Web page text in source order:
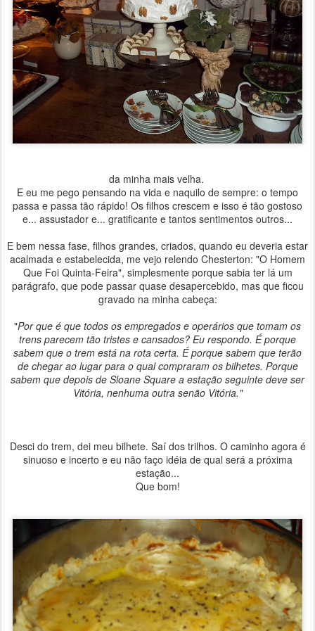
da minha mais velha.
E eu me pego pensando na vida e naquilo de sempre: o tempo
passa e passa tão rápido! Os filhos crescem e isso é tão gostoso
e... assustador e... gratificante e tantos sentimentos outros...
E bem nessa fase, filhos grandes, criados, quando eu deveria estar
acalmada e estabelecida, me vejo relendo Chesterton: "O Homem
Que Foi Quinta-Feira", simplesmente porque sabia ter lá um
parágrafo, que pode passar quase desapercebido, mas que ficou
gravado na minha cabeça:
"Por que é que todos os empregados e operários que tomam os
trens parecem tão tristes e cansados? Eu respondo. É porque
sabem que o trem está na rota certa. É porque sabem que terão
de chegar ao lugar para o qual compraram os bilhetes. Porque
sabem que depois de Sloane Square a estação seguinte deve ser
Vitória, nenhuma outra senão Vitória."
Desci do trem, dei meu bilhete. Saí dos trilhos. O caminho agora é
sinuoso e incerto e eu não faço idéia de qual será a próxima
estação...
Que bom!